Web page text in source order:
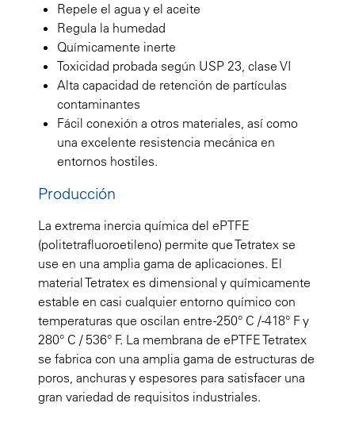
Repele el agua y el aceite
Regula la humedad
Químicamente inerte
Toxicidad probada según USP 23, clase VI
Alta capacidad de retención de partículas
contaminantes
Fácil conexión a otros materiales, así como
una excelente resistencia mecánica en
entornos hostiles.
Producción
La extrema inercia química del ePTFE
(politetrafluoroetileno) permite que Tetratex se
use en una amplia gama de aplicaciones. El
material Tetratex es dimensional y químicamente
estable en casi cualquier entorno químico con
temperaturas que oscilan entre -250° C / -418° F y
280° C / 536° F. La membrana de ePTFE Tetratex
se fabrica con una amplia gama de estructuras de
poros, anchuras y espesores para satisfacer una
gran variedad de requisitos industriales.